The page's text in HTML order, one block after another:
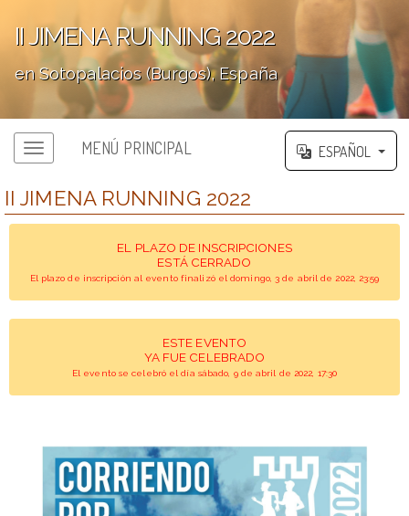
II JIMENA RUNNING 2022
en Sotopalacios (Burgos), España
MENÚ PRINCIPAL ESPAÑOL
II JIMENA RUNNING 2022
EL PLAZO DE INSCRIPCIONES
ESTÁ CERRADO
El plazo de inscripción al evento finalizó el domingo, 3 de abril de 2022, 23:59
ESTE EVENTO
YA FUE CELEBRADO
El evento se celebró el día sábado, 9 de abril de 2022, 17:30